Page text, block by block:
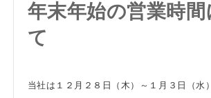
年末年始の営業時
て
当社は１２月２８日（木）～１月３日（水